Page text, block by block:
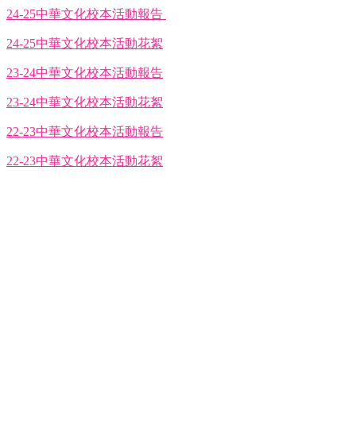
24-25中華文化校本活動報告
24-25中華文化校本活動花絮
23-24中華文化校本活動報告
23-24中華文化校本活動花絮
22-23中華文化校本活動報告
22-23中華文化校本活動花絮